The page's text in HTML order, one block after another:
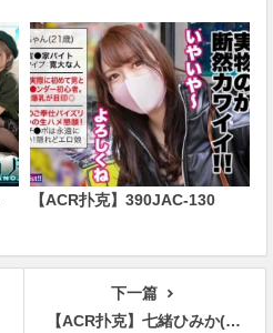
【ACR扑克】390JAC-130
下一篇
【ACR扑克】七緒ひみか(七绪绯美佳，Nanao-Himika)出道作品CAWD-556介绍及封面预览